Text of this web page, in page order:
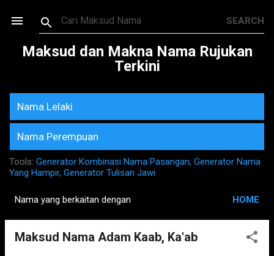
Skip to main content
Maksud dan Makna Nama Rujukan
Terkini
Nama Lelaki
Nama Perempuan
Tools: Generator Kombinasi Nama Pasangan, Generator Nama
Yang Hampir, Generator Tulisan Jawi
o
Nama yang berkaitan dengan HOME
Maksud Nama Adam Kaab, Ka'ab